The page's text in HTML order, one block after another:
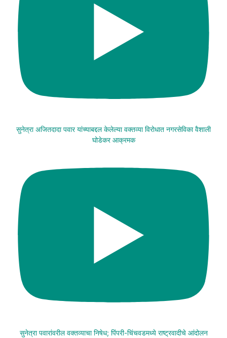
सुनेत्रा अजितदादा पवार यांच्याबद्दल केलेल्या वक्तव्या विरोधात नगरसेविका वैशाली
घोडेकर आक्रमक
सुनेत्रा पवारांवरील वक्तव्याचा निषेध; पिंपरी-चिंचवडमध्ये राष्ट्रवादीचे आंदोलन